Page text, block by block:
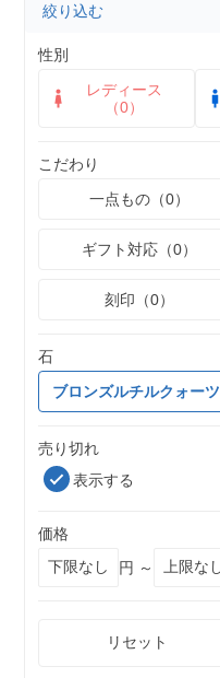
絞り込む
性別
レディース
（0）
こだわり
一点もの（0）
ギフト対応（0）
刻印（0）
石
ブロンズルチルクォーツ
売り切れ
表示する
価格
円 ～
リセット